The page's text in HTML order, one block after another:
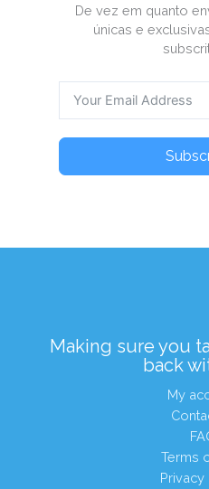
De vez em quanto
únicas e
Making sure you
back
My
Terms
Privacy